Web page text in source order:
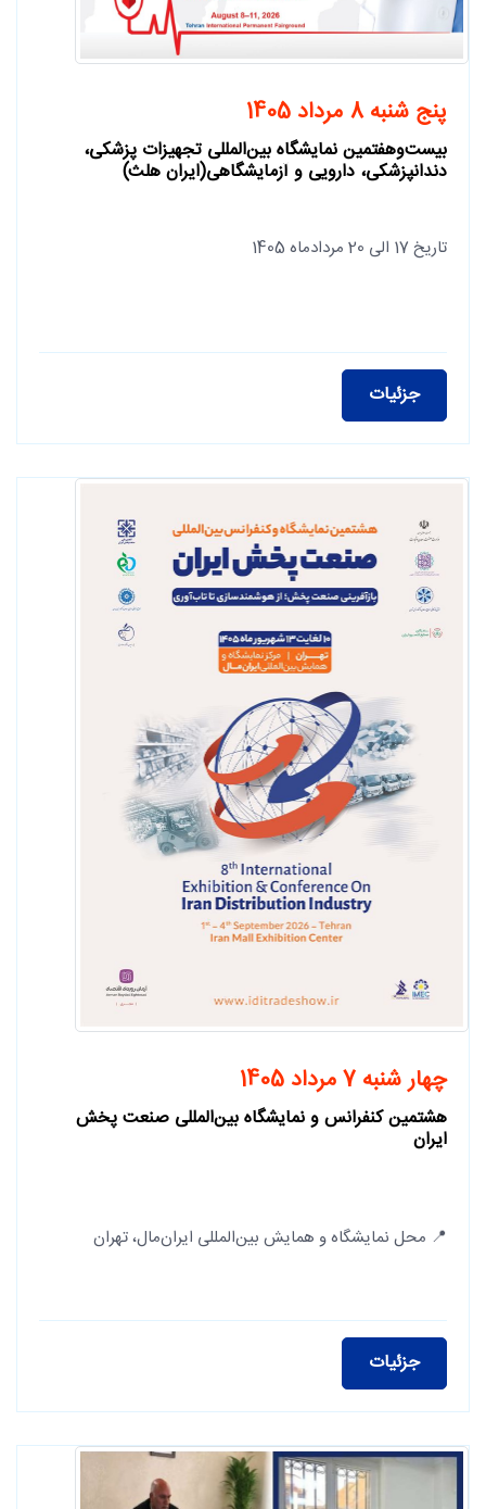
پنج شنبه 8 مرداد 1405
بیست‌وهفتمین نمایشگاه بین‌المللی تجهیزات پزشکی،
دندانپزشکی، دارویی و آزمایشگاهی(ایران هلث)
تاریخ 17 الی 20 مردادماه 1405
جزئیات
چهار شنبه 7 مرداد 1405
هشتمین کنفرانس و نمایشگاه بین‌المللی صنعت پخش
ایران
📍 محل نمایشگاه و همایش بین‌المللی ایران‌مال، تهران
جزئیات